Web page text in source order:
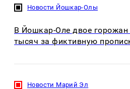
Новости Йошкар-Олы
В Йошкар-Оле двое горожан
тысяч за фиктивную
Новости Марий Эл